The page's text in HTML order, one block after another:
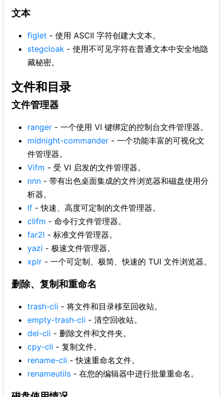
文本
figlet - 使用 ASCII 字符创建大文本。
stegcloak - 使用不可见字符在普通文本中安全地隐
藏秘密。
文件和目录
文件管理器
ranger - 一个使用 VI 键绑定的控制台文件管理器。
midnight-commander - 一个功能丰富的可视化文
件管理器。
Vifm - 受 VI 启发的文件管理器。
nnn - 带有出色桌面集成的文件浏览器和磁盘使用分
析器。
lf - 快速、高度可定制的文件管理器。
clifm - 命令行文件管理器。
far2l - 标准文件管理器。
yazi - 极速文件管理器。
xplr - 一个可定制、极简、快速的 TUI 文件浏览器。
删除、复制和重命名
trash-cli - 将文件和目录移至回收站。
empty-trash-cli - 清空回收站。
del-cli - 删除文件和文件夹。
cpy-cli - 复制文件。
rename-cli - 快速重命名文件。
renameutils - 在您的编辑器中进行批量重命名。